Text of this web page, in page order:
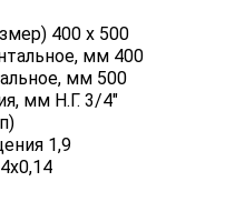
400 х 500
мм 400
мм 500
мм Н.Г. 3/4"
1,9